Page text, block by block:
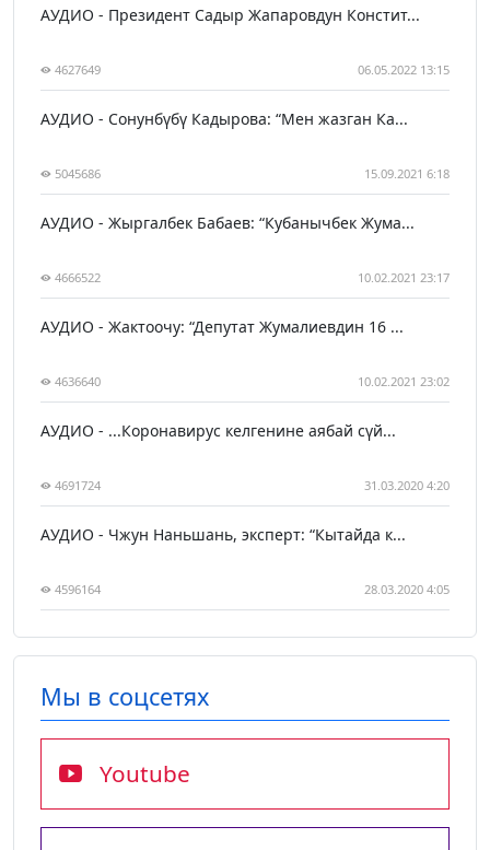
АУДИО - Президент Садыр Жапаровдун Констит...
4627649 06.05.2022 13:15
АУДИО - Сонунбүбү Кадырова: “Мен жазган Ка...
5045686 15.09.2021 6:18
АУДИО - Жыргалбек Бабаев: “Кубанычбек Жума...
4666522 10.02.2021 23:17
АУДИО - Жактоочу: “Депутат Жумалиевдин 16 ...
4636640 10.02.2021 23:02
АУДИО - ...Коронавирус келгенине аябай сүй...
4691724 31.03.2020 4:20
АУДИО - Чжун Наньшань, эксперт: “Кытайда к...
4596164 28.03.2020 4:05
Мы в соцсетях
Youtube